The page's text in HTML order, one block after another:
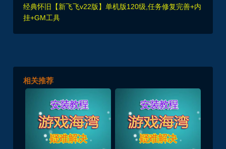
经典怀旧【新飞飞v22版】单机版120级,任务修复完善+内
挂+GM工具
相关推荐